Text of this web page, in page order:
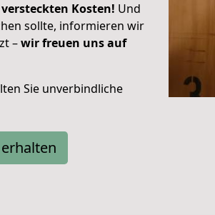
Kosten! Und
sollte, informieren wir
–wir freuen uns auf
Sie unverbindliche